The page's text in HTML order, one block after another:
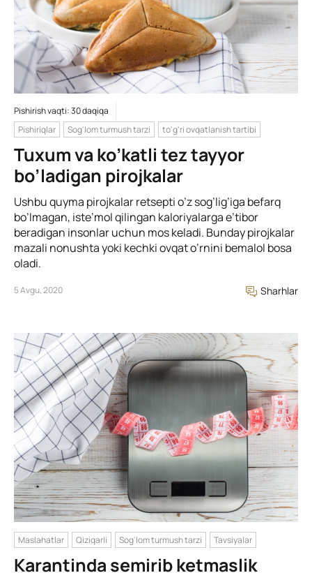
Pishirish vaqti: 30 daqiqa
Pishiriqlar
Sog'lom turmush tarzi to'g'ri ovqatlanish tartibi
Tuxum va ko’katli tez tayyor
bo’ladigan pirojkalar
Ushbu quyma pirojkalar retsepti o’z sog’lig’iga befarq
bo’lmagan, iste’mol qilingan kaloriyalarga e’tibor
beradigan insonlar uchun mos keladi. Bunday pirojkalar
mazali nonushta yoki kechki ovqat o’rnini bemalol bosa
oladi.
5 Avgu, 2020 Sharhlar
Maslahatlar Qiziqarli Sog'lom turmush tarzi Tavsiyalar
Karantinda semirib ketmaslik